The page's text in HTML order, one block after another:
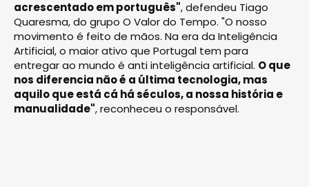
acrescentado em português", defendeu Tiago
Quaresma, do grupo O Valor do Tempo. "O nosso
movimento é feito de mãos. Na era da Inteligência
Artificial, o maior ativo que Portugal tem para
entregar ao mundo é anti inteligência artificial. O que
nos diferencia não é a última tecnologia, mas
aquilo que está cá há séculos, a nossa história e
manualidade", reconheceu o responsável.